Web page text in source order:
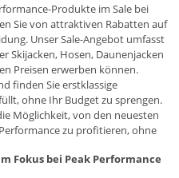
Produkte im Sale bei
Sie von attraktiven Rabatten auf
Unser Sale-Angebot umfasst
Skijacken, Hosen, Daunenjacken
Preisen erwerben können.
finden Sie erstklassige
ohne Ihr Budget zu sprengen.
Möglichkeit, von den neuesten
zu profitieren, ohne
Fokus bei Peak Performance